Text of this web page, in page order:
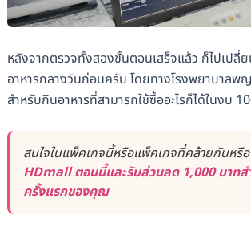
หลังจากตรวจทั้งสองขั้นตอนเสร็จแล้ว ก็ไปเปลี่
อาหารกลางวันก่อนครับ โดยทางโรงพยาบาลพ
สำหรับกินอาหารที่สามารถใช้ซื้ออะไรก็ได้ในงบ
สนใจในแพ็คเกจนี้หรือแพ็คเกจที่คล้ายกันหรื
HDmall ตอนนี้และรับส่วนลด 1,000 บาทส
ครั้งแรกของคุณ